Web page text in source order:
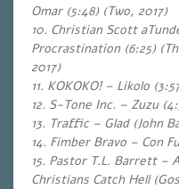
Omar (5:48) (Two, 2017)
10. Christian Scott
Procrastination (6:25)
2017)
11. KOKOKO! – Likolo
12. S-Tone Inc. – Zuzu
13. Traffic – Glad (John
14. Fimber Bravo – Con
15. Pastor T.L. Barrett –
Christians Catch Hell